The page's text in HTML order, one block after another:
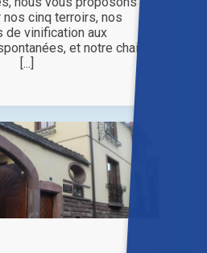
cinq terroirs, nos
de vinification aux
et notre chai
[...]